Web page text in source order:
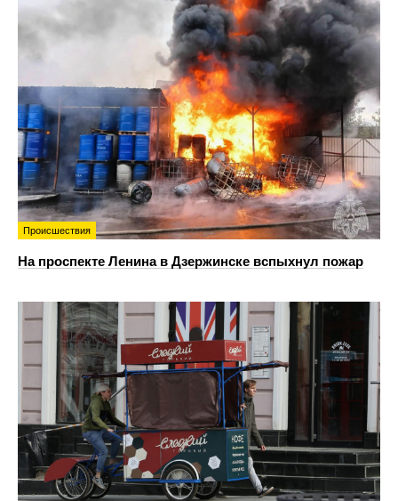
Происшествия
На проспекте Ленина в Дзержинске вспыхнул пожар